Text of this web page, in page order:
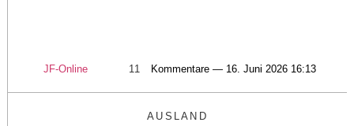
JF-Online 11 Kommentare — 16. Juni 2026 16:13
AUSLAND